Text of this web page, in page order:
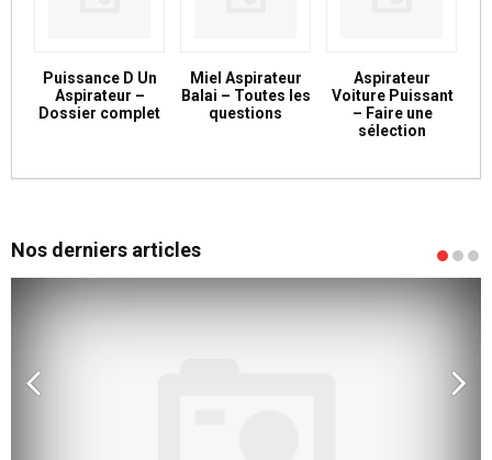
Puissance D Un
Aspirateur –
Dossier complet
Miel Aspirateur
Balai – Toutes les
questions
Aspirateur
Voiture Puissant
– Faire une
sélection
Nos derniers articles